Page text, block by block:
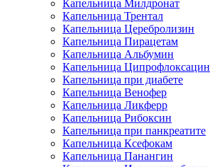
Капельница Милдронат
Капельница Трентал
Капельница Церебролизин
Капельница Пирацетам
Капельница Альбумин
Капельница Ципрофлоксацин
Капельница при диабете
Капельница Венофер
Капельница Ликферр
Капельница Рибоксин
Капельница при панкреатите
Капельница Ксефокам
Капельница Панангин